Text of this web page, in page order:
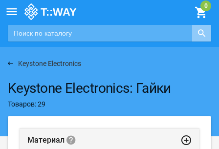

Keystone Electronics
Keystone Electronics: Гайки
Товаров: 29
highlight_off
Материал